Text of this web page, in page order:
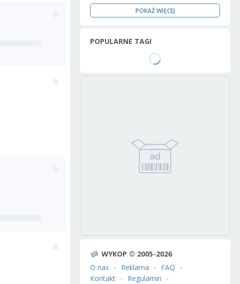
POKAŻ WIĘCEJ
POPULARNE TAGI
WYKOP © 2005-2026
O nas
Reklama
FAQ
Kontakt
Regulamin